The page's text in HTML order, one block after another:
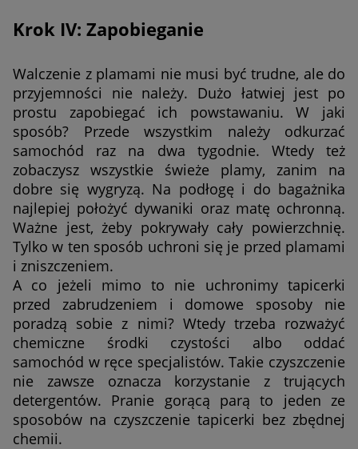
Krok IV: Zapobieganie
Walczenie z plamami nie musi być trudne, ale do
przyjemności nie należy. Dużo łatwiej jest po
prostu zapobiegać ich powstawaniu. W jaki
sposób? Przede wszystkim należy odkurzać
samochód raz na dwa tygodnie. Wtedy też
zobaczysz wszystkie świeże plamy, zanim na
dobre się wygryzą. Na podłogę i do bagażnika
najlepiej położyć dywaniki oraz matę ochronną.
Ważne jest, żeby pokrywały cały powierzchnię.
Tylko w ten sposób uchroni się je przed plamami
i zniszczeniem.
A co jeżeli mimo to nie uchronimy tapicerki
przed zabrudzeniem i domowe sposoby nie
poradzą sobie z nimi? Wtedy trzeba rozważyć
chemiczne środki czystości albo oddać
samochód w ręce specjalistów. Takie czyszczenie
nie zawsze oznacza korzystanie z trujących
detergentów. Pranie gorącą parą to jeden ze
sposobów na czyszczenie tapicerki bez zbędnej
chemii.